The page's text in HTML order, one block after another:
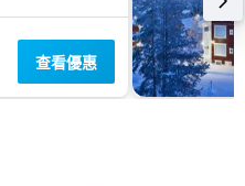
查看優惠